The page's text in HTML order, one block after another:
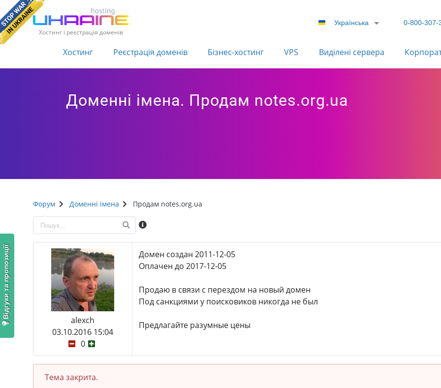
Хостинг і реєстрація доменів
Українська 0-800-307-
Хостинг Реєстрація доменів Бізнес-хостинг VPS Виділені сервера
Доменні імена. Продам notes.org.ua
Форум Доменні імена Продам notes.org.ua
alexch
03.10.2016 15:04
0
Домен создан 2011-12-05
Оплачен до 2017-12-05
Продаю в связи с перездом на новый домен
Под санкциями у поисковиков никогда не был
Предлагайте разумные цены
Тема закрита.
Відгуки та пропозиції